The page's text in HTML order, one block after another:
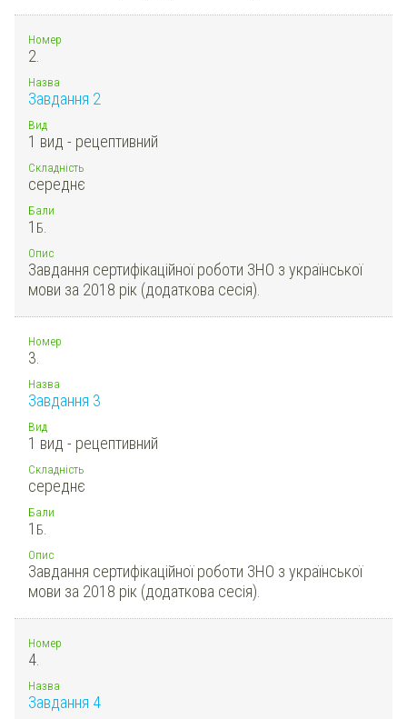
Номер
2.
Назва
Завдання 2
Вид
1 вид - рецептивний
Складність
середнє
Бали
1 Б.
Опис
Завдання сертифікаційної роботи ЗНО з української
мови за 2018 рік (додаткова сесія).
Номер
3.
Назва
Завдання 3
Вид
1 вид - рецептивний
Складність
середнє
Бали
1 Б.
Опис
Завдання сертифікаційної роботи ЗНО з української
мови за 2018 рік (додаткова сесія).
Номер
4.
Назва
Завдання 4